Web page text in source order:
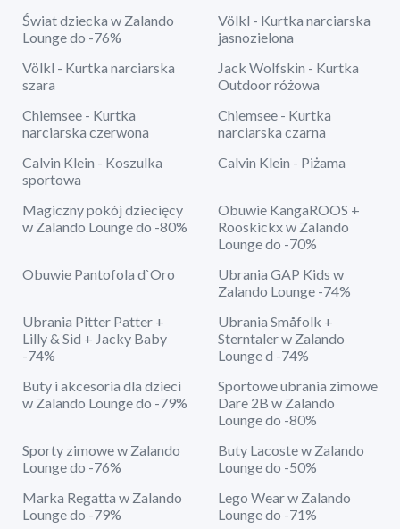
Świat dziecka w Zalando
Lounge do -76%
Völkl - Kurtka narciarska
jasnozielona
Völkl - Kurtka narciarska
szara
Jack Wolfskin - Kurtka
Outdoor różowa
Chiemsee - Kurtka
narciarska czerwona
Chiemsee - Kurtka
narciarska czarna
Calvin Klein - Koszulka
sportowa
Calvin Klein - Piżama
Magiczny pokój dziecięcy
w Zalando Lounge do -80%
Obuwie KangaROOS +
Rooskickx w Zalando
Lounge do -70%
Obuwie Pantofola d`Oro
Ubrania GAP Kids w
Zalando Lounge -74%
Ubrania Pitter Patter +
Lilly & Sid + Jacky Baby
-74%
Ubrania Småfolk +
Sterntaler w Zalando
Lounge d -74%
Buty i akcesoria dla dzieci
w Zalando Lounge do -79%
Sportowe ubrania zimowe
Dare 2B w Zalando
Lounge do -80%
Sporty zimowe w Zalando
Lounge do -76%
Buty Lacoste w Zalando
Lounge do -50%
Marka Regatta w Zalando
Lounge do -79%
Lego Wear w Zalando
Lounge do -71%